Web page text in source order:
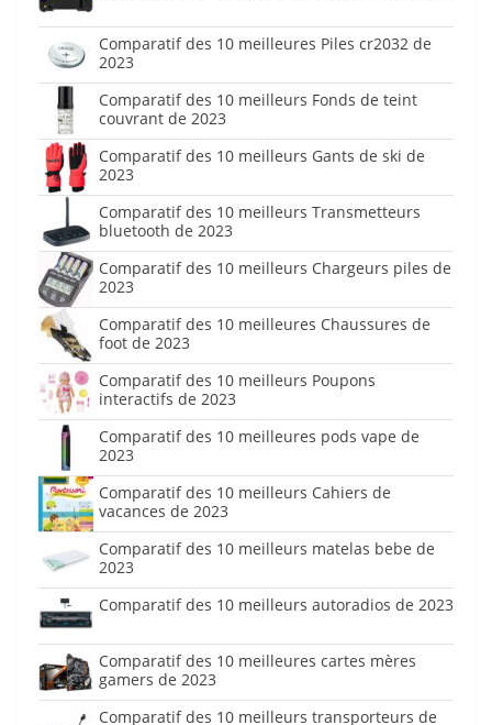
Comparatif des 10 meilleures Piles cr2032 de
2023
Comparatif des 10 meilleurs Fonds de teint
couvrant de 2023
Comparatif des 10 meilleurs Gants de ski de
2023
Comparatif des 10 meilleurs Transmetteurs
bluetooth de 2023
Comparatif des 10 meilleurs Chargeurs piles de
2023
Comparatif des 10 meilleures Chaussures de
foot de 2023
Comparatif des 10 meilleurs Poupons
interactifs de 2023
Comparatif des 10 meilleures pods vape de
2023
Comparatif des 10 meilleurs Cahiers de
vacances de 2023
Comparatif des 10 meilleurs matelas bebe de
2023
Comparatif des 10 meilleurs autoradios de 2023
Comparatif des 10 meilleures cartes mères
gamers de 2023
Comparatif des 10 meilleurs transporteurs de